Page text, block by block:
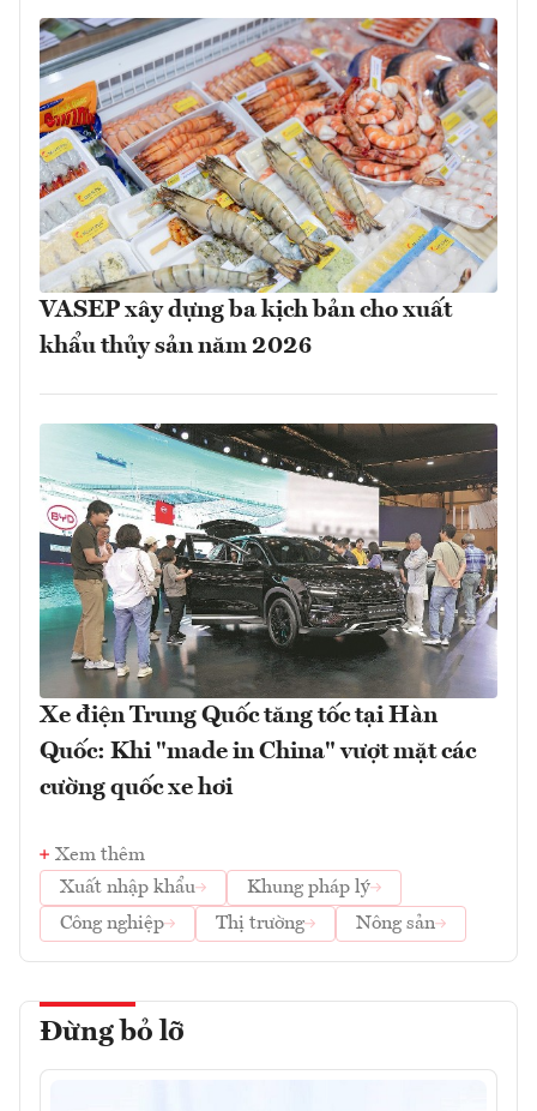
VASEP xây dựng ba kịch bản cho xuất
khẩu thủy sản năm 2026
Xe điện Trung Quốc tăng tốc tại Hàn
Quốc: Khi "made in China" vượt mặt các
cường quốc xe hơi
Xem thêm
Xuất nhập khẩu
Khung pháp lý
Công nghiệp
Thị trường Nông sản
Đừng bỏ lỡ